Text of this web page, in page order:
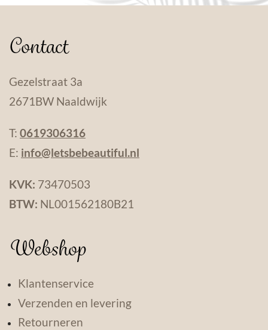
Contact
Gezelstraat 3a
2671BW Naaldwijk
T: 0619306316
E: info@letsbebeautiful.nl
KVK: 73470503
BTW: NL001562180B21
Webshop
Klantenservice
Verzenden en levering
Retourneren